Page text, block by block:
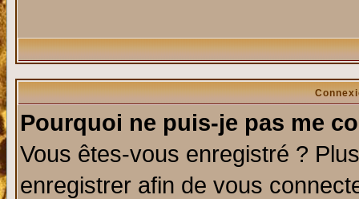
Pourquoi ne puis-je pas me
Vous êtes-vous enregistré ?
enregistrer afin de vous